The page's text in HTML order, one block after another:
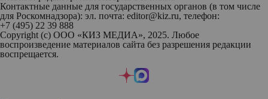
Контактные данные для государственных органов (в том числе
для Роскомнадзора): эл. почта: editor@kiz.ru, телефон:
+7 (495) 22 39 888
Copyright (с) ООО «КИЗ МЕДИА», 2025. Любое
воспроизведение материалов сайта без разрешения редакции
воспрещается.